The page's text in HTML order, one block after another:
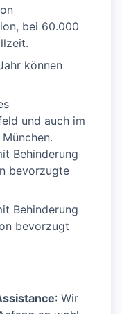
bei 60.000
können
und auch im
Behinderung
bevorzugte
Behinderung
bevorzugt
: Wir